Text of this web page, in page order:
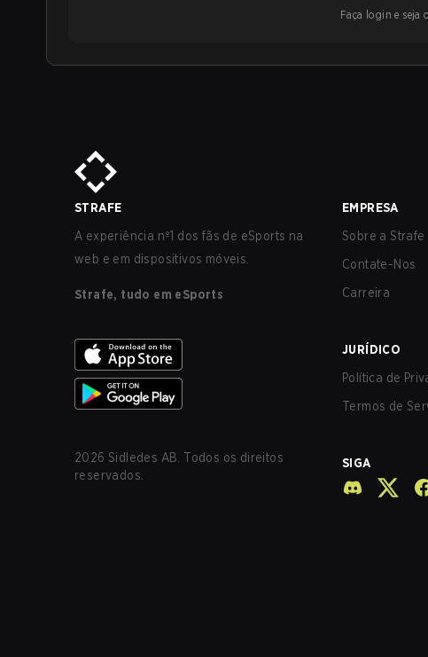
Faça login e seja
STRAFE
A experiência nº1 dos fãs de eSports na
web e em dispositivos móveis.
Strafe, tudo em eSports
2026 Sidledes AB. Todos os direitos
reservados.
EMPRESA
Sobre a Strafe
Contate-Nos
Carreira
JURÍDICO
Política de
Termos de
SIGA